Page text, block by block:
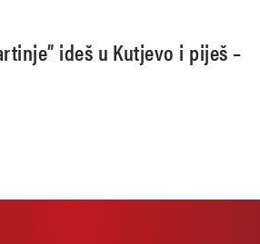
ideš u Kutjevo i piješ –